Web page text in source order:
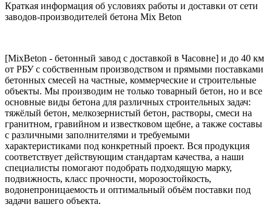
Краткая информация об условиях работы и доставки от сети
заводов-производителей бетона Mix Beton
[MixBeton - бетонный завод с доставкой в Часовне] и до 40 км
от РБУ с собственным производством и прямыми поставками
бетонных смесей на частные, коммерческие и строительные
объекты. Мы производим не только товарный бетон, но и все
основные виды бетона для различных строительных задач:
тяжёлый бетон, мелкозернистый бетон, растворы, смеси на
гранитном, гравийном и известковом щебне, а также составы
с различными заполнителями и требуемыми
характеристиками под конкретный проект. Вся продукция
соответствует действующим стандартам качества, а наши
специалисты помогают подобрать подходящую марку,
подвижность, класс прочности, морозостойкость,
водонепроницаемость и оптимальный объём поставки под
задачи вашего объекта.